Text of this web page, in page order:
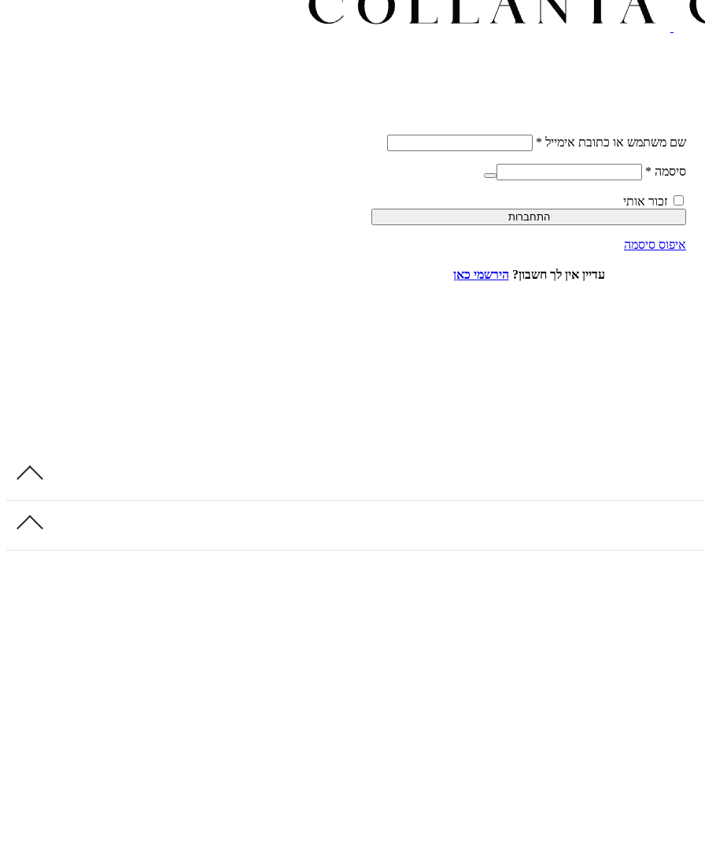
שם משתמש או כתובת אימייל *
סיסמה *
זכור אותי
התחברות
איפוס סיסמה
עדיין אין לך חשבון? הירשמי כאן